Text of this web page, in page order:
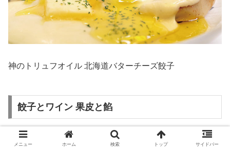
神のトリュフオイル 北海道バターチーズ餃子
餃子とワイン 果皮と餡
メニュー ホーム 検索 トップ サイドバー